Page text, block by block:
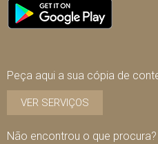
Peça aqui a sua cópia de
VER SERVIÇOS
Não encontrou o que procura?